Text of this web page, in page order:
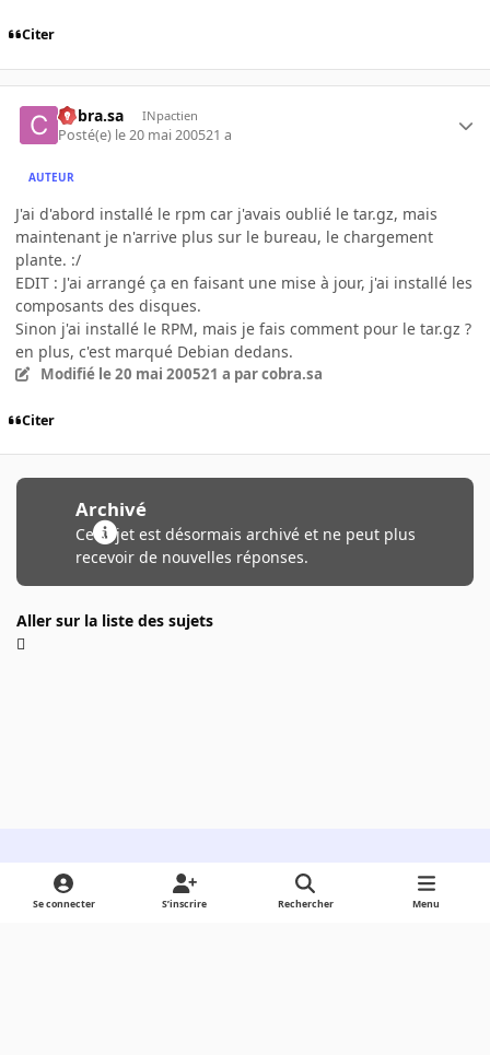
Citer
Cobra.sa INpactien
Posté(e) le 20 mai 200521 a
AUTEUR
J'ai d'abord installé le rpm car j'avais oublié le tar.gz, mais
maintenant je n'arrive plus sur le bureau, le chargement
plante. :/
EDIT : J'ai arrangé ça en faisant une mise à jour, j'ai installé les
composants des disques.
Sinon j'ai installé le RPM, mais je fais comment pour le tar.gz ?
en plus, c'est marqué Debian dedans.
Modifié le 20 mai 200521 a par cobra.sa
Citer
Archivé
Ce sujet est désormais archivé et ne peut plus
recevoir de nouvelles réponses.
Aller sur la liste des sujets
Light ModeDark ModeSystem Preference
Se connecter S’inscrire Rechercher Menu